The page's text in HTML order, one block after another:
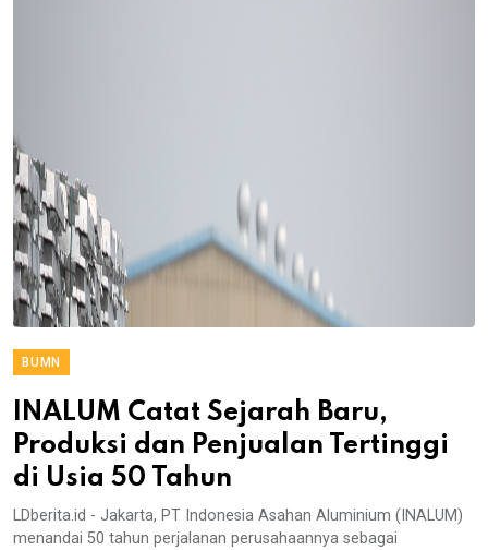
BUMN
INALUM Catat Sejarah Baru,
Produksi dan Penjualan Tertinggi
di Usia 50 Tahun
LDberita.id - Jakarta, PT Indonesia Asahan Aluminium (INALUM)
menandai 50 tahun perjalanan perusahaannya sebagai